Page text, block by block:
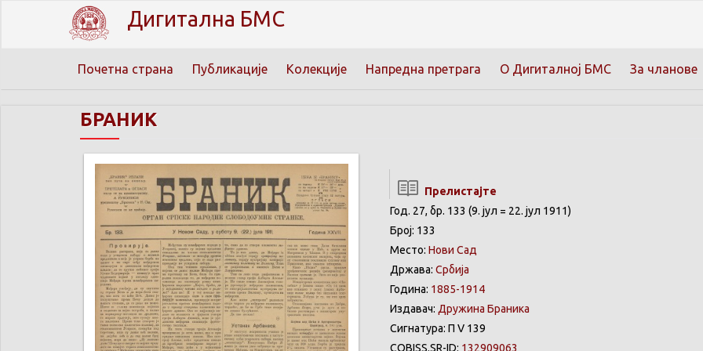
Дигитална БМС
Почетна страна Публикације Колекције Напредна претрага О Дигиталној БМС За чланове
БРАНИК
Прелистајте
Год. 27, бр. 133 (9. јул = 22. јул 1911)
Број: 133
Место: Нови Сад
Држава: Србија
Година: 1885-1914
Издавач: Дружина Браника
Сигнатура: П V 139
COBISS.SR-ID: 132909063